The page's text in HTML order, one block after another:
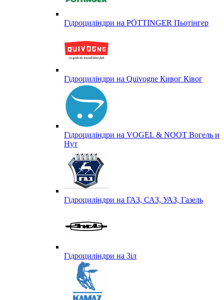
Гідроциліндри на PÖTTINGER Пьотінгер
Гідроциліндри на Quivogne Кивог Ківог
Гідроциліндри на VOGEL & NOOT Вогель и
Нут
Гідроциліндри на ГАЗ, САЗ, УАЗ, Газель
Гідроциліндри на Зіл